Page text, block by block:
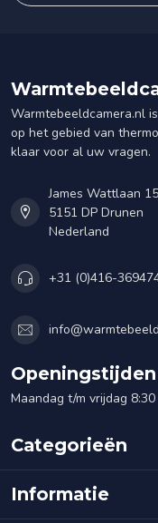
Warmtebeeldcamera.nl
op het gebied van
klaar voor al uw vragen.
James Wattlaan 15
5151 DP Drunen
Nederland
+31 (0)416-
Openingstijden
Maandag t/m vrijdag
Categorieën
Informatie